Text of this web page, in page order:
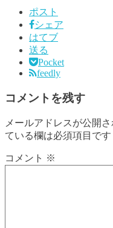
ポスト
シェア
はてブ
送る
Pocket
feedly
コメントを残す
メールアドレスが公開
ている欄は必須項目です
コメント ※